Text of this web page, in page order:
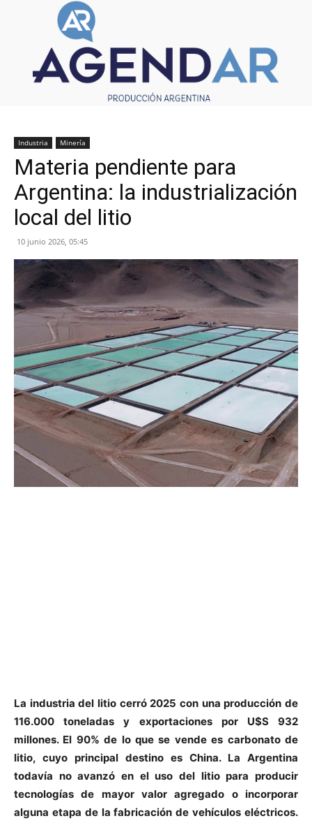
Industria Minería
Materia pendiente para
Argentina: la industrialización
local del litio
10 junio 2026, 05:45
La industria del litio cerró 2025 con una producción de
116.000 toneladas y exportaciones por U$S 932
millones. El 90% de lo que se vende es carbonato de
litio, cuyo principal destino es China. La Argentina
todavía no avanzó en el uso del litio para producir
tecnologías de mayor valor agregado o incorporar
alguna etapa de la fabricación de vehículos eléctricos.